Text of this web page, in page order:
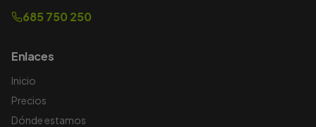
685 750 250
Enlaces
Inicio
Precios
Dónde estamos